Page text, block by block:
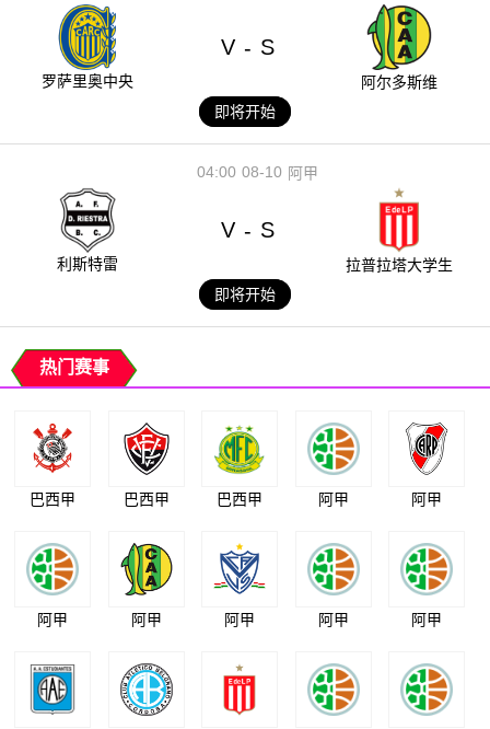
罗萨里奥中央
V - S
阿尔多斯维
即将开始
08-10
04:00 阿甲
利斯特雷
V - S
拉普拉塔大学生
即将开始
热门赛事
巴西甲 巴西甲 巴西甲 阿甲 阿甲
阿甲 阿甲 阿甲 阿甲 阿甲